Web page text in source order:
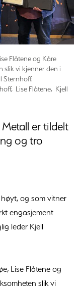
Flåtene og Kåre
slik vi kjenner den i
Sternhoff.
Lise Flåtene, Kjell
er tildelt
og tro
og som vitner
engasjement
leder Kjell
Lise Flåtene og
slik vi